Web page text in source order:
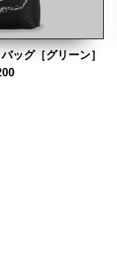
ッグ［グリーン］